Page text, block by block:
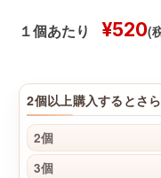
１個あたり ¥520(
2個以上購入するとさ
2個
3個